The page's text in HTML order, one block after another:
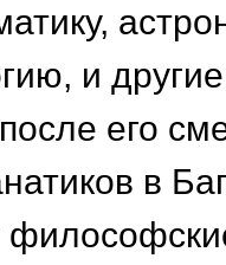
и
его
в